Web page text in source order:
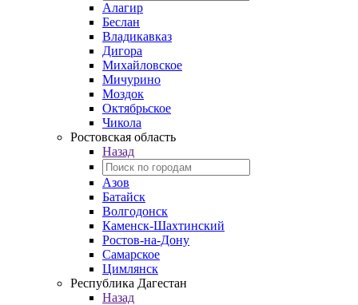
Алагир
Беслан
Владикавказ
Дигора
Михайловское
Мичурино
Моздок
Октябрьское
Чикола
Ростовская область
Назад
Азов
Батайск
Волгодонск
Каменск-Шахтинский
Ростов-на-Дону
Самарское
Цимлянск
Республика Дагестан
Назад